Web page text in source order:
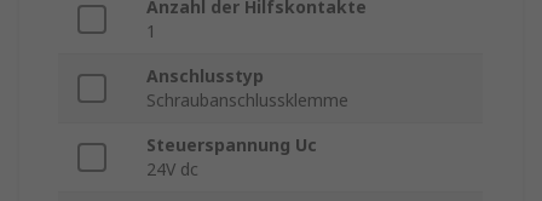
Anzahl der Hilfskontakte
1
Anschlusstyp
Schraubanschlussklemme
Steuerspannung Uc
24V dc